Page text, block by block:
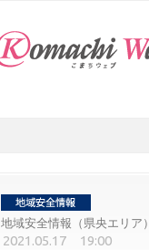
地域安全情報（県央エリア）
2021.05.17 19:00